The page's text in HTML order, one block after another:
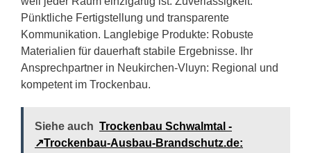
Pünktliche Fertigstellung und transparente
Kommunikation. Langlebige Produkte: Robuste
Materialien für dauerhaft stabile Ergebnisse. Ihr
Ansprechpartner in Neukirchen-Vluyn: Regional und
kompetent im Trockenbau.
Siehe auch Trockenbau Schwalmtal -
↗️Trockenbau-Ausbau-Brandschutz.de: